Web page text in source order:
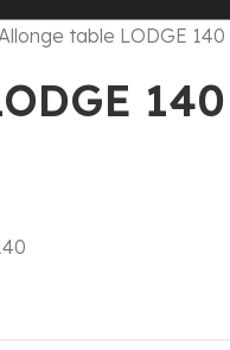
table LODGE 140
140